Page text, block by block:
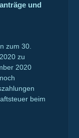
und
zum 30.
zu
2020
beim